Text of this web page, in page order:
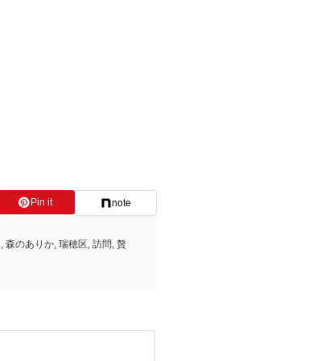
Pin it note
, 森のありか, 瑞穂区, 訪問, 贅